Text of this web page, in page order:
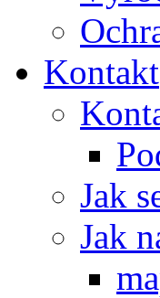
Kontakt
Jak
Jak